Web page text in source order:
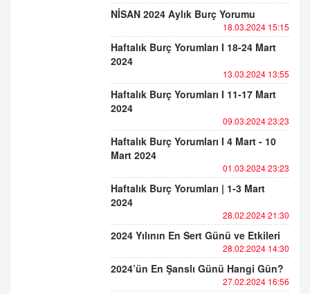
NİSAN 2024 Aylık Burç Yorumu
18.03.2024 15:15
Haftalık Burç Yorumları I 18-24 Mart
2024
13.03.2024 13:55
Haftalık Burç Yorumları I 11-17 Mart
2024
09.03.2024 23:23
Haftalık Burç Yorumları I 4 Mart - 10
Mart 2024
01.03.2024 23:23
Haftalık Burç Yorumları | 1-3 Mart
2024
28.02.2024 21:30
2024 Yılının En Sert Günü ve Etkileri
28.02.2024 14:30
2024’ün En Şanslı Günü Hangi Gün?
27.02.2024 16:56